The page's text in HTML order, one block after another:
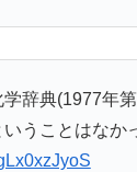
辞典(1977年
うことはなか